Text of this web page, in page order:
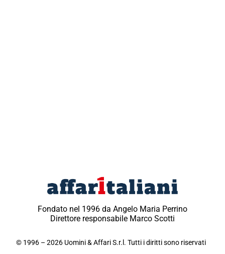
Fondato nel 1996 da Angelo Maria Perrino
Direttore responsabile Marco Scotti
© 1996 – 2026 Uomini & Affari S.r.l. Tutti i diritti sono riservati